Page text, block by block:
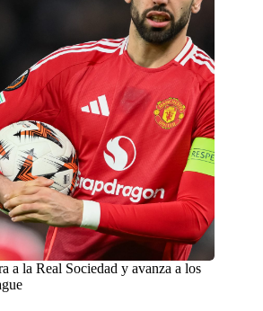
a la Real Sociedad y avanza a los